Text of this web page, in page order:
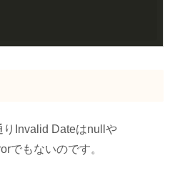
りInvalid Dateはnullや
でもないのです。